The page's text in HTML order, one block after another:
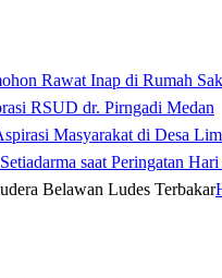
Rawat Inap di Rumah
RSUD dr. Pirngadi Medan‎
Masyarakat di Desa
saat Peringatan